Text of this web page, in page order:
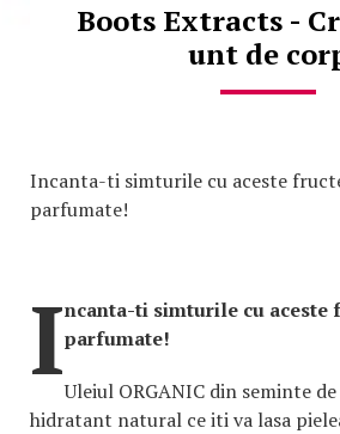
Boots Extracts -
unt de
Incanta-ti simturile cu aceste
parfumate!
Incanta-ti simturile cu aceste
parfumate!
Uleiul ORGANIC din seminte
hidratant natural ce iti va lasa